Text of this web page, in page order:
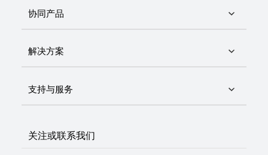
协同产品
解决方案
支持与服务
关注或联系我们